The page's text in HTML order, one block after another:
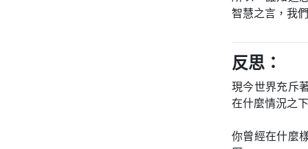
智慧之言，我
反思：
現今世界充斥
在什麼情況之
你曾經在什麼